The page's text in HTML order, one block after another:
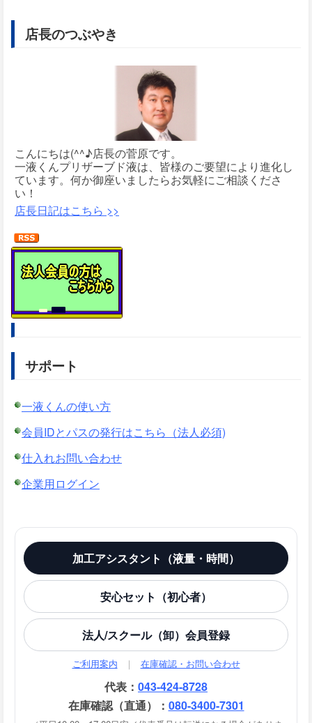
店長のつぶやき
こんにちは(^^♪店長の菅原です。
一液くんプリザーブド液は、皆様のご要望により進化し
ています。何か御座いましたらお気軽にご相談くださ
い！
店長日記はこちら >>
サポート
一液くんの使い方
会員IDとパスの発行はこちら（法人必須)
仕入れお問い合わせ
企業用ログイン
加工アシスタント（液量・時間）
安心セット（初心者）
法人/スクール（卸）会員登録
ご利用案内 ｜ 在庫確認・お問い合わせ
代表： 043-424-8728
在庫確認（直通）： 080-3400-7301